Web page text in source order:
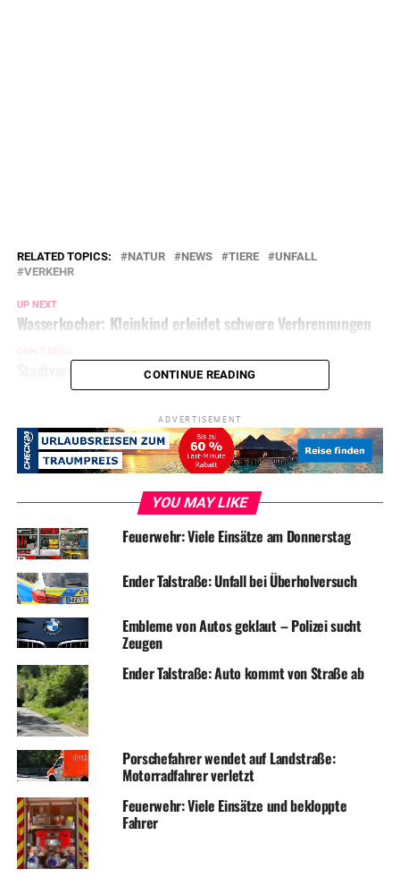
RELATED TOPICS: NATUR NEWS TIERE
UNFALL
VERKEHR
UP NEXT
Wasserkocher: Kleinkind erleidet schwere Verbrennungen
Stadtverwaltung warnt vor Anrufern
CONTINUE READING
ADVERTISEMENT
YOU MAY LIKE
Feuerwehr: Viele Einsätze am Donnerstag
Ender Talstraße: Unfall bei Überholversuch
Embleme von Autos geklaut – Polizei sucht
Zeugen
Ender Talstraße: Auto kommt von Straße ab
Porschefahrer wendet auf Landstraße:
Motorradfahrer verletzt
Feuerwehr: Viele Einsätze und bekloppte
Fahrer